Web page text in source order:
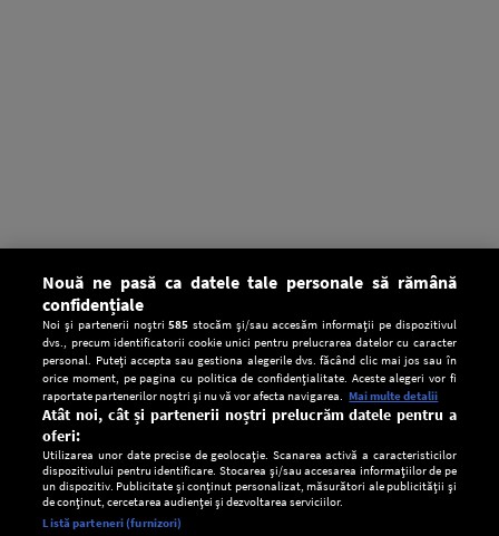
Setări:
Nouă ne pasă ca datele tale personale să rămână
confidențiale
Noi și partenerii noștri585 stocăm și/sau accesăm informații pe dispozitivul
dvs., precum identificatorii cookie unici pentru prelucrarea datelor cu caracter
personal. Puteți accepta sau gestiona alegerile dvs. făcând clic mai jos sau în
orice moment, pe pagina cu politica de confidențialitate. Aceste alegeri vor fi
raportate partenerilor noștri și nu vă vor afecta navigarea. Mai multe detalii
Atât noi, cât și partenerii noștri prelucrăm datele pentru a
oferi:
Utilizarea unor date precise de geolocație. Scanarea activă a caracteristicilor
dispozitivului pentru identificare. Stocarea și/sau accesarea informațiilor de pe
un dispozitiv. Publicitate și conținut personalizat, măsurători ale publicității și
de conținut, cercetarea audienței și dezvoltarea serviciilor.
Listă parteneri (furnizori)